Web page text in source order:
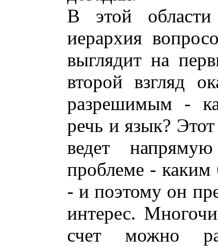
В этой
иерархия
выглядит на
второй взгляд
разрешимым -
речь и язык?
ведет
проблеме - каким
- и поэтому он
интерес.
счет можно